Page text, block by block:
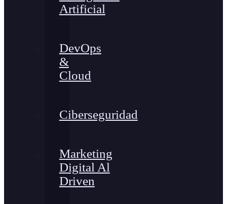
Artificial
DevOps
&
Cloud
Ciberseguridad
Marketing
Digital Al
Driven